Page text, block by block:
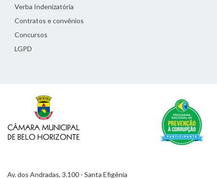
Verba Indenizatória
Contratos e convênios
Concursos
LGPD
Av. dos Andradas, 3.100 - Santa Efigênia